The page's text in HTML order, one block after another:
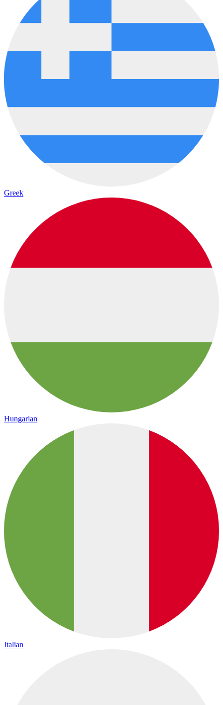
Greek
Hungarian
Italian